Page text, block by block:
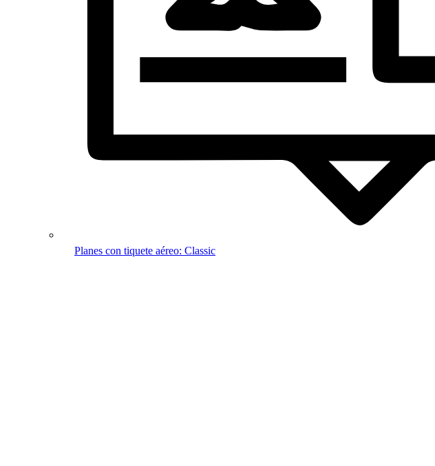
Planes con tiquete aéreo: Classic